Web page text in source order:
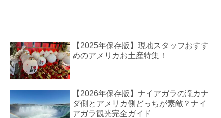
【2025年保存版】現地スタッフおすす
めのアメリカお土産特集！
【2026年保存版】ナイアガラの滝カナ
ダ側とアメリカ側どっちが素敵？ナイ
アガラ観光完全ガイド